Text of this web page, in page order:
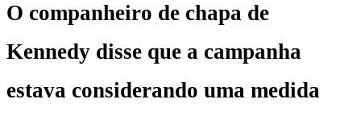
O companheiro de chapa de
Kennedy disse que a campanha
estava considerando uma medida